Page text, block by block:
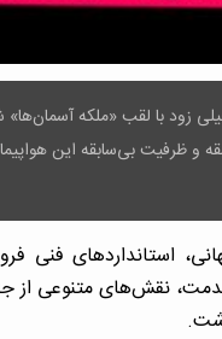
هواپیمایی که خیلی زود با لقب «ملکه
بی‌سابقه این هواپیما،
جهانی، استانداردهای
نقش‌های متنوعی از